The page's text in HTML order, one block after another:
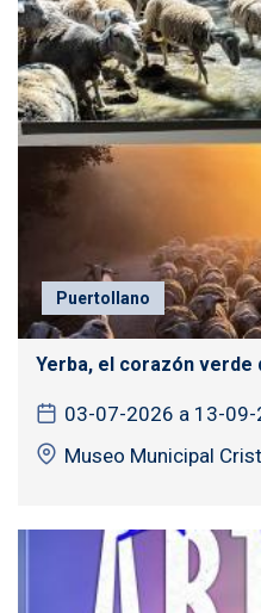
Puertollano
Yerba, el corazón verde
03-07-2026 a 13-09-
Museo Municipal